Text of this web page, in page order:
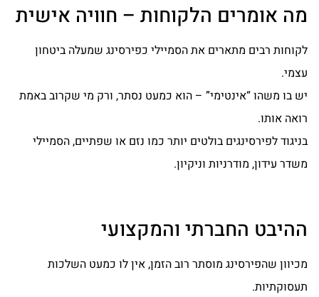
מה אומרים הלקוחות – חוויה אישית
לקוחות רבים מתארים את הסמיילי כפירסינג שמעלה ביטחון
עצמי.
יש בו משהו “אינטימי” – הוא כמעט נסתר, ורק מי שקרוב באמת
רואה אותו.
בניגוד לפירסינגים בולטים יותר כמו נזם או שפתיים, הסמיילי
משדר עידון, מודרניות וניקיון.
ההיבט החברתי והמקצועי
מכיוון שהפירסינג מוסתר רוב הזמן, אין לו כמעט השלכות
תעסוקתיות.